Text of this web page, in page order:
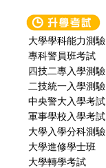
大學學科能力測驗
專科警員班考試
四技二專入學測驗
二技統一入學測驗
中央警大入學考試
軍事學校入學考試
大學入學分科測驗
大學進修學士班
大學轉學考試